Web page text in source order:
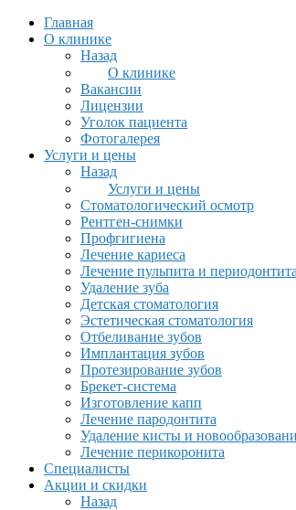
Главная
О клинике
Назад
О клинике
Вакансии
Лицензии
Уголок пациента
Фотогалерея
Услуги и цены
Назад
Услуги и цены
Стоматологический осмотр
Рентген-снимки
Профгигиена
Лечение кариеса
Лечение пульпита и периодонтита
Удаление зуба
Детская стоматология
Эстетическая стоматология
Отбеливание зубов
Имплантация зубов
Протезирование зубов
Брекет-система
Изготовление капп
Лечение пародонтита
Удаление кисты и
Лечение перикоронита
Специалисты
Акции и скидки
Назад